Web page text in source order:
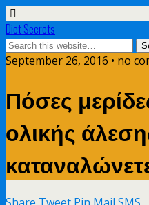
Diet Secrets
September 26, 2016 • no
Πόσες
ολικής